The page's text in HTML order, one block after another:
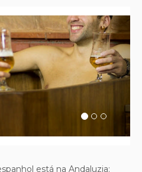
Next
está na Andaluzia: